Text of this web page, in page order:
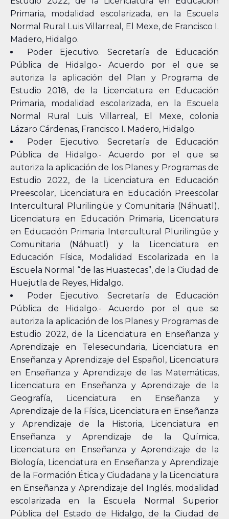
Primaria, modalidad escolarizada, en la Escuela
Normal Rural Luis Villarreal, El Mexe, de Francisco I.
Madero, Hidalgo.
Poder Ejecutivo. Secretaría de Educación
Pública de Hidalgo.- Acuerdo por el que se
autoriza la aplicación del Plan y Programa de
Estudio 2018, de la Licenciatura en Educación
Primaria, modalidad escolarizada, en la Escuela
Normal Rural Luis Villarreal, El Mexe, colonia
Lázaro Cárdenas, Francisco I. Madero, Hidalgo.
Poder Ejecutivo. Secretaría de Educación
Pública de Hidalgo.- Acuerdo por el que se
autoriza la aplicación de los Planes y Programas de
Estudio 2022, de la Licenciatura en Educación
Preescolar, Licenciatura en Educación Preescolar
Intercultural Plurilingüe y Comunitaria (Náhuatl),
Licenciatura en Educación Primaria, Licenciatura
en Educación Primaria Intercultural Plurilingüe y
Comunitaria (Náhuatl) y la Licenciatura en
Educación Física, Modalidad Escolarizada en la
Escuela Normal “de las Huastecas”, de la Ciudad de
Huejutla de Reyes, Hidalgo.
Poder Ejecutivo. Secretaría de Educación
Pública de Hidalgo.- Acuerdo por el que se
autoriza la aplicación de los Planes y Programas de
Estudio 2022, de la Licenciatura en Enseñanza y
Aprendizaje en Telesecundaria, Licenciatura en
Enseñanza y Aprendizaje del Español, Licenciatura
en Enseñanza y Aprendizaje de las Matemáticas,
Licenciatura en Enseñanza y Aprendizaje de la
Geografía, Licenciatura en Enseñanza y
Aprendizaje de la Física, Licenciatura en Enseñanza
y Aprendizaje de la Historia, Licenciatura en
Enseñanza y Aprendizaje de la Química,
Licenciatura en Enseñanza y Aprendizaje de la
Biología, Licenciatura en Enseñanza y Aprendizaje
de la Formación Ética y Ciudadana y la Licenciatura
en Enseñanza y Aprendizaje del Inglés, modalidad
escolarizada en la Escuela Normal Superior
Pública del Estado de Hidalgo, de la Ciudad de